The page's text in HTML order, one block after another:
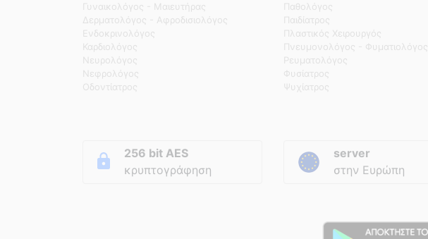
Γυναικολόγος - Μαιευτήρας
Δερματολόγος - Αφροδισιολόγος
Ενδοκρινολόγος
Καρδιολόγος
Νευρολόγος
Νεφρολόγος
Οδοντίατρος
Παθολόγος
Παιδίατρος
Πλαστικός Χειρουργός
Πνευμονολόγος - Φυματιολόγος
Ρευματολόγος
Φυσίατρος
Ψυχίατρος
256 bit AES
κρυπτογράφηση
server
στην Ευρώπη